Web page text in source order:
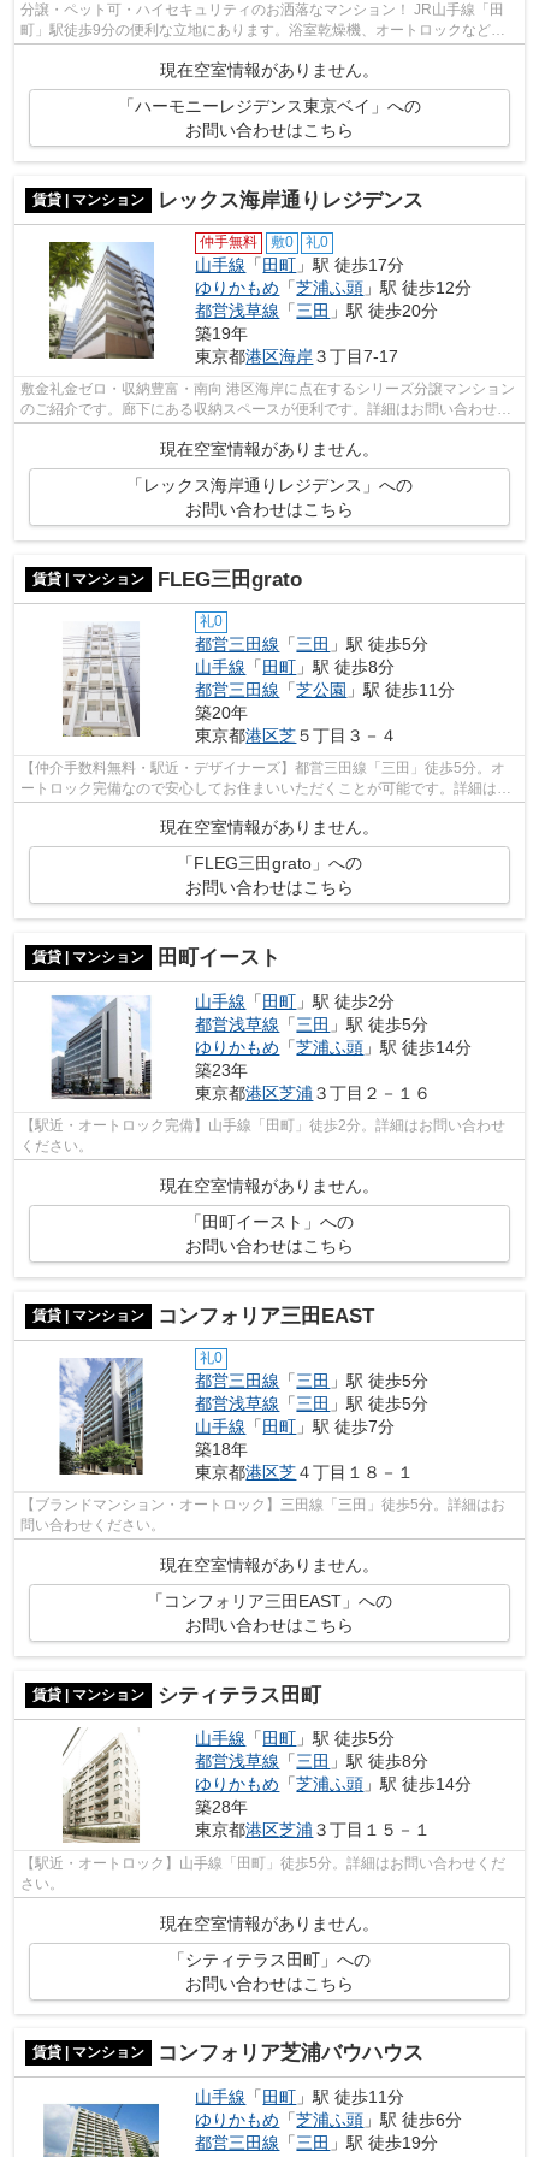
分譲・ペット可・ハイセキュリティのお洒落なマンション！ JR山手線「田
町」駅徒歩9分の便利な立地にあります。浴室乾燥機、オートロックなど便
現在空室情報がありません。
「ハーモニーレジデンス東京ベイ」への
お問い合わせはこちら
賃貸 | マンション レックス海岸通りレジデンス
仲手無料 敷0 礼0
山手線 「 田町 」駅 徒歩17分
ゆりかもめ 「芝浦ふ頭 」駅 徒歩12分
都営浅草線 「三田 」駅 徒歩20分
築19年
東京都港区海岸３丁目7-17
敷金礼金ゼロ・収納豊富・南向 港区海岸に点在するシリーズ分譲マンション
のご紹介です。廊下にある収納スペースが便利です。詳細はお問い合わせく
現在空室情報がありません。
「レックス海岸通りレジデンス」への
お問い合わせはこちら
賃貸 | マンション FLEG三田grato
礼0
都営三田線 「三田 」駅 徒歩5分
山手線 「田町 」駅 徒歩8分
都営三田線 「芝公園 」駅 徒歩11分
築20年
東京都港区芝５丁目３－４
【仲介手数料無料・駅近・デザイナーズ】都営三田線「三田」徒歩5分。オ
ートロック完備なので安心してお住まいいただくことが可能です。詳細はお
問い合わせください。
現在空室情報がありません。
「FLEG三田grato」への
お問い合わせはこちら
賃貸 | マンション 田町イースト
山手線 「 田町 」駅 徒歩2分
都営浅草線 「三田 」駅 徒歩5分
ゆりかもめ 「芝浦ふ頭 」駅 徒歩14分
築23年
東京都港区芝浦 ３丁目２－１６
【駅近・オートロック完備】山手線「田町」徒歩2分。詳細はお問い合わせ
ください。
現在空室情報がありません。
「田町イースト」への
お問い合わせはこちら
賃貸 | マンション コンフォリア三田EAST
礼0
都営三田線 「三田 」駅 徒歩5分
都営浅草線 「三田 」駅 徒歩5分
山手線 「 田町 」駅 徒歩7分
築18年
東京都港区芝４丁目１８－１
【ブランドマンション・オートロック】三田線「三田」徒歩5分。詳細はお
問い合わせください。
現在空室情報がありません。
「コンフォリア三田EAST」への
お問い合わせはこちら
賃貸 | マンション シティテラス田町
山手線 「 田町 」駅 徒歩5分
都営浅草線 「三田 」駅 徒歩8分
ゆりかもめ 「芝浦ふ頭 」駅 徒歩14分
築28年
東京都港区芝浦 ３丁目１５－１
【駅近・オートロック】山手線「田町」徒歩5分。詳細はお問い合わせくだ
さい。
現在空室情報がありません。
「シティテラス田町」への
お問い合わせはこちら
賃貸 | マンション コンフォリア芝浦バウハウス
山手線 「 田町 」駅 徒歩11分
ゆりかもめ 「芝浦ふ頭 」駅 徒歩6分
都営三田線 「三田 」駅 徒歩19分